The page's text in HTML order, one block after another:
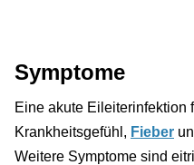
Symptome
Eine akute Eileiterinfektion
Krankheitsgefühl, Fieber
Weitere Symptome sind